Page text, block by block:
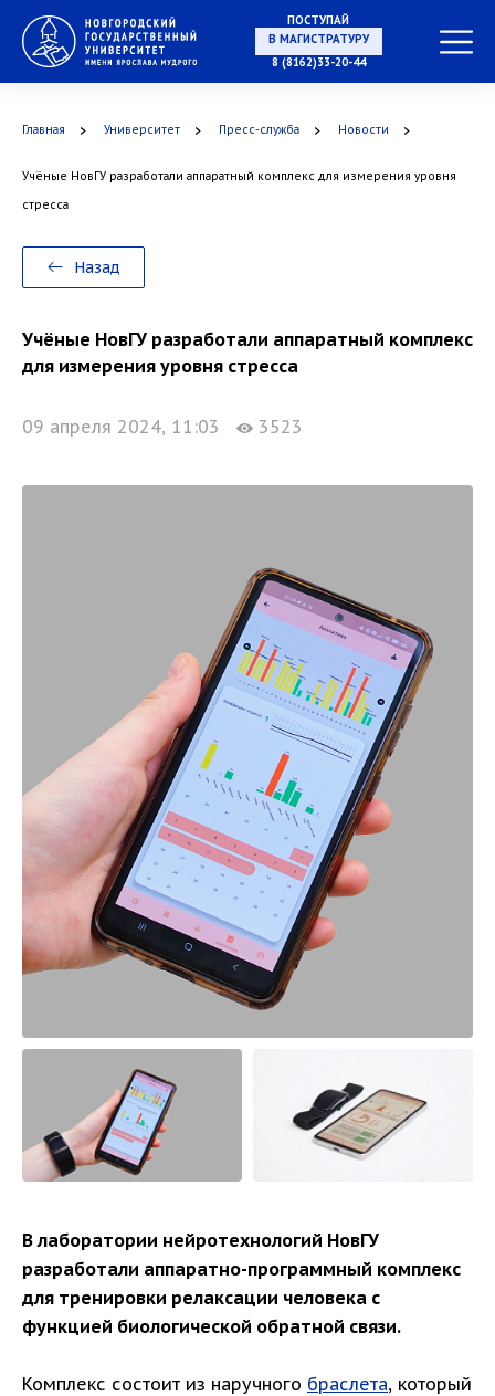
ПОСТУПАЙ
НА СПЕЦИАЛИТЕТ
В МАГИСТРАТУРУ
8 (8162)33-20-44
Главная Университет Пресс-служба Новости
Учёные НовГУ разработали аппаратный комплекс для измерения уровня
стресса
Назад
Учёные НовГУ разработали аппаратный комплекс
для измерения уровня стресса
09 апреля 2024, 11:03 3523
В лаборатории нейротехнологий НовГУ
разработали аппаратно-программный комплекс
для тренировки релаксации человека с
функцией биологической обратной связи.
Комплекс состоит из наручного браслета, который